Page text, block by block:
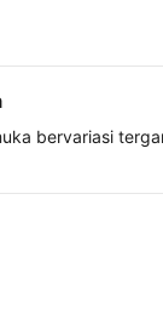
bervariasi